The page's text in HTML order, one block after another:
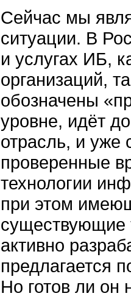
Сейчас мы
ситуации. В
и услугах ИБ,
организаций,
обозначены
уровне, идёт
отрасль, и уже
проверенные
технологии
при этом
существующие
активно
предлагается
Но готов ли он